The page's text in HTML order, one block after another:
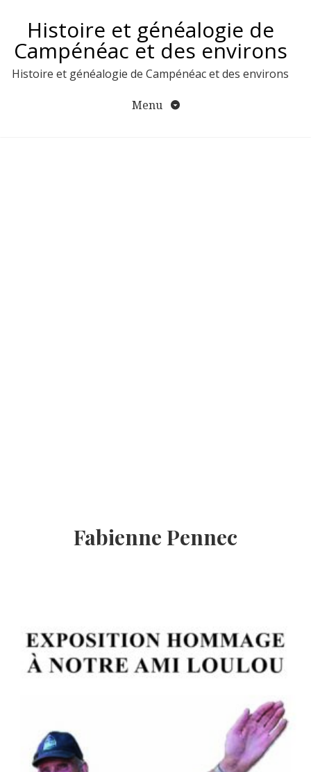
contenuHistoire et généalogie de
Campénéac et des environs
Histoire et généalogie de Campénéac et des environs
Menu
Fabienne Pennec